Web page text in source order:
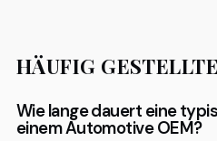
HÄUFIG
Wie lange dauert eine
einem Automotive OEM?